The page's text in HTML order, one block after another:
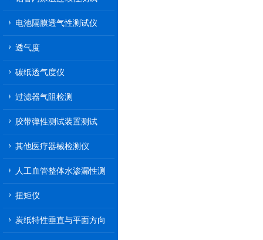
电池隔膜透气性测试仪
透气度
碳纸透气度仪
过滤器气阻检测
胶带弹性测试装置测试
其他医疗器械检测仪
人工血管整体水渗漏性测
扭矩仪
炭纸特性垂直与平面方向